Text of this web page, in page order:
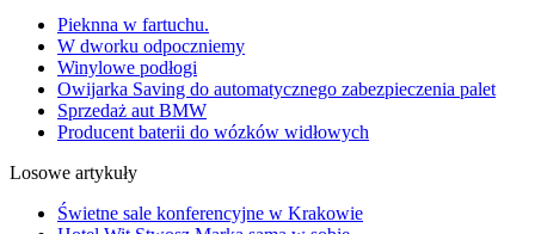
Pieknna w fartuchu.
W dworku odpoczniemy
Winylowe podłogi
Owijarka Saving do automatycznego zabezpieczenia palet
Sprzedaż aut BMW
Producent baterii do wózków widłowych
Losowe artykuły
Świetne sale konferencyjne w Krakowie